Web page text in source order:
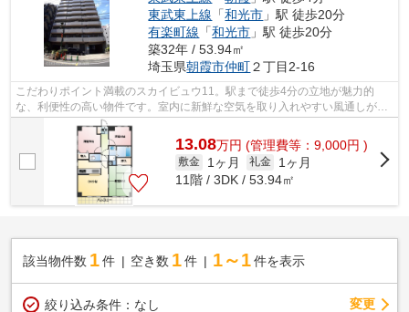
東武東上線 「和光市 」駅 徒歩20分
有楽町線 「和光市 」駅 徒歩20分
築32年 / 53.94㎡
埼玉県朝霞市仲町２丁目2-16
こだわりポイント満載のスカイビュウ11。駅まで徒歩4分の立地が魅力的
な、利便性の高い物件です。室内に新鮮な空気を取り入れやすい風通しが良
好な物件です。是非ご覧ください11階建て...
13.08万円 (管理費等：9,000円 )
敷金 1ヶ月 礼金
1ヶ月
11階 / 3DK / 53.94㎡
該当物件数 1件 空き数 1 件 1～1 件を表示
絞り込み条件： なし 変更